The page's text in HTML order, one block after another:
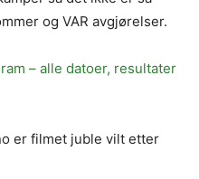
og VAR avgjørelser.
– alle datoer, resultater
er filmet juble vilt etter